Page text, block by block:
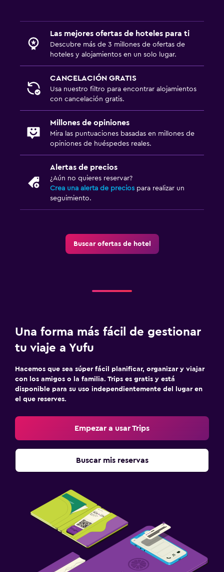
Las mejores ofertas de hoteles para ti
Descubre más de 3 millones de ofertas de
hoteles y alojamientos en un solo lugar.
CANCELACIÓN GRATIS
Usa nuestro filtro para encontrar alojamientos
con cancelación gratis.
Millones de opiniones
Mira las puntuaciones basadas en millones de
opiniones de huéspedes reales.
Alertas de precios
¿Aún no quieres reservar?
Crea una alerta de precios para realizar un
seguimiento.
Buscar ofertas de hotel
Una forma más fácil de gestionar
tu viaje a Yufu
Hacemos que sea súper fácil planificar, organizar y viajar
con los amigos o la familia. Trips es gratis y está
disponible para su uso independientemente del lugar en
el que reserves.
Empezar a usar Trips
Buscar mis reservas